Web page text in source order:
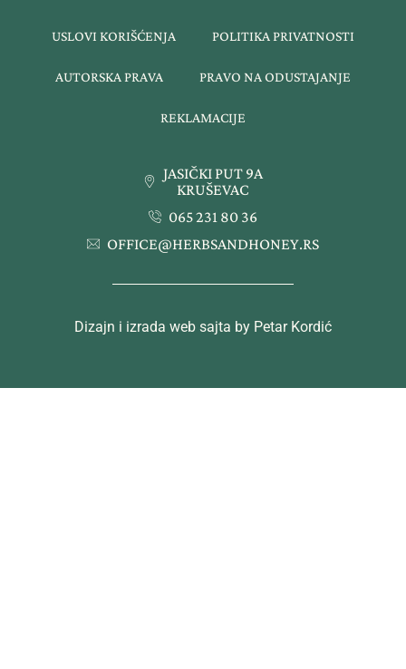
USLOVI KORIŠĆENJA POLITIKA PRIVATNOSTI
AUTORSKA PRAVA PRAVO NA ODUSTAJANJE
REKLAMACIJE
JASIČKI PUT 9A
KRUŠEVAC
065 231 80 36
OFFICE@HERBSANDHONEY.RS
Dizajn i izrada web sajta by Petar Kordić